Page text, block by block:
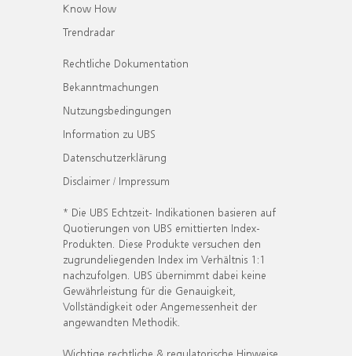
Know How
Trendradar
Rechtliche Dokumentation
Bekanntmachungen
Nutzungsbedingungen
Information zu UBS
Datenschutzerklärung
Disclaimer / Impressum
* Die UBS Echtzeit- Indikationen basieren auf
Quotierungen von UBS emittierten Index-
Produkten. Diese Produkte versuchen den
zugrundeliegenden Index im Verhältnis 1:1
nachzufolgen. UBS übernimmt dabei keine
Gewährleistung für die Genauigkeit,
Vollständigkeit oder Angemessenheit der
angewandten Methodik.